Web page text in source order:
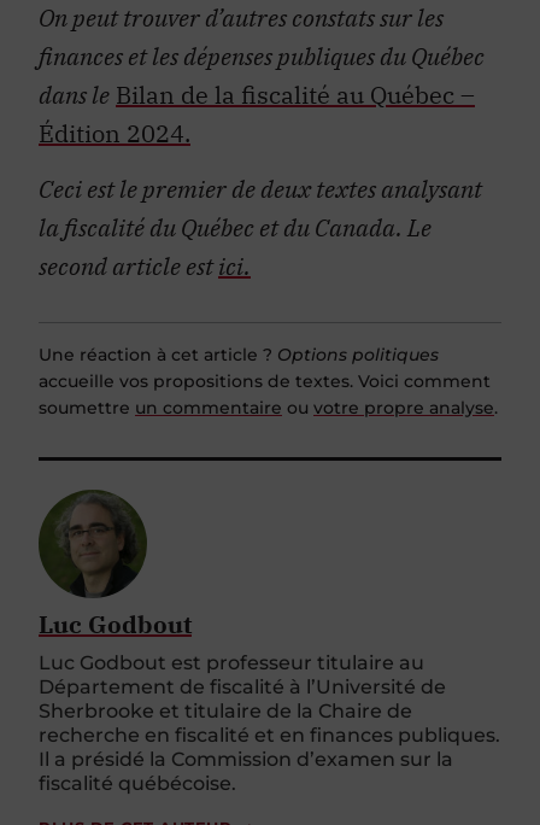
On peut trouver d’autres constats sur les
finances et les dépenses publiques du Québec
dans le Bilan de la fiscalité au Québec –
Édition 2024.
Ceci est le premier de deux textes analysant
la fiscalité du Québec et du Canada. Le
second article estici.
Une réaction à cet article ? Options politiques
accueille vos propositions de textes. Voici comment
soumettre un commentaire ou votre propre analyse.
Luc Godbout
Luc Godbout est professeur titulaire au
Département de fiscalité à l’Université de
Sherbrooke et titulaire de la Chaire de
recherche en fiscalité et en finances publiques.
Il a présidé la Commission d’examen sur la
fiscalité québécoise.